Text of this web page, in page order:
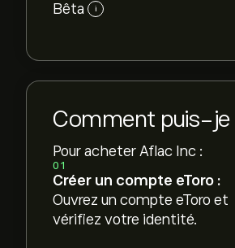
Bêta i
Comment puis-je
Pour acheter Aflac Inc :
01
Créer un compte eToro :
Ouvrez un compte eToro et
vérifiez votre identité.